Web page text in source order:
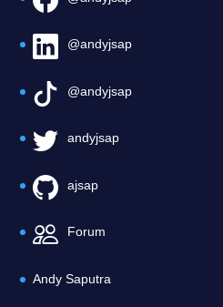
@andyjsap
@andyjsap
andyjsap
ajsap
Forum
Andy Saputra